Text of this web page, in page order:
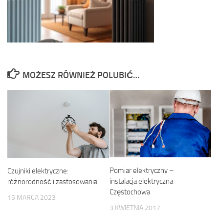
MOŻESZ RÓWNIEŻ POLUBIĆ…
Czujniki elektryczne:
różnorodność i zastosowania
15 MARCA 2023
Pomiar elektryczny –
instalacja elektryczna
Częstochowa
3 KWIETNIA 2017